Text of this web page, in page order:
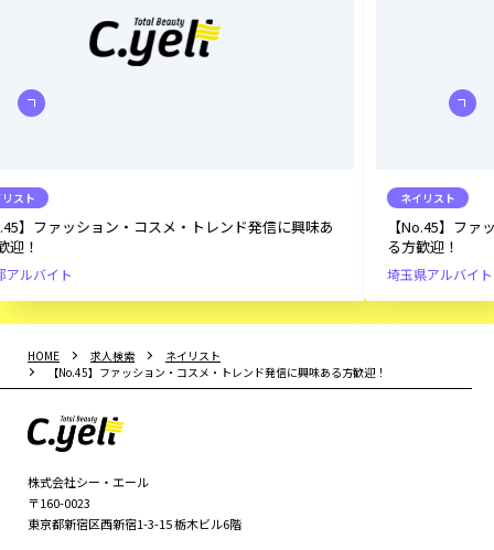
味あ
【No.45】ファッション・コスメ・トレンド発信に興味あ
HOME 求人検索
ネイリスト
【No.45】ファッション・コスメ・トレンド発信に興味ある方歓迎！
株式会社シー・エール
〒160-0023
東京都新宿区西新宿1-3-15 栃木ビル6階